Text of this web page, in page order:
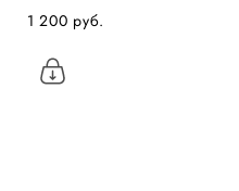
1 200 pуб.